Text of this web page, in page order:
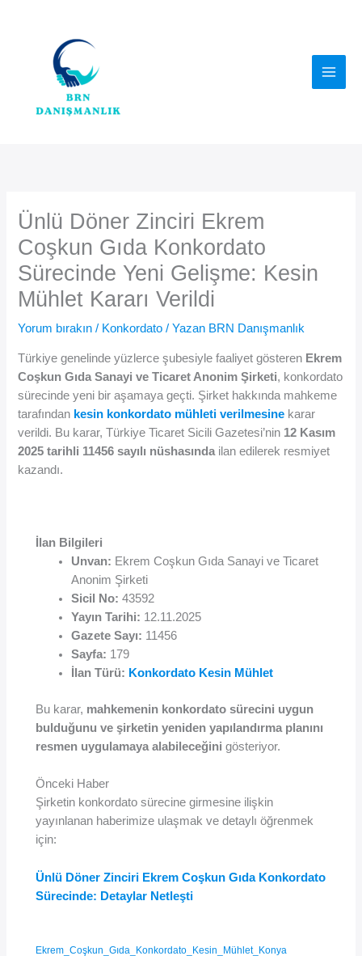
Ünlü Döner Zinciri Ekrem
Coşkun Gıda Konkordato
Sürecinde Yeni Gelişme: Kesin
Mühlet Kararı Verildi
Yorum bırakın / Konkordato / Yazan BRN Danışmanlık
Türkiye genelinde yüzlerce şubesiyle faaliyet gösteren Ekrem
Coşkun Gıda Sanayi ve Ticaret Anonim Şirketi, konkordato
sürecinde yeni bir aşamaya geçti. Şirket hakkında mahkeme
tarafından kesin konkordato mühleti verilmesine karar
verildi. Bu karar, Türkiye Ticaret Sicili Gazetesi’nin 12 Kasım
2025 tarihli 11456 sayılı nüshasında ilan edilerek resmiyet
kazandı.
İlan Bilgileri
Unvan: Ekrem Coşkun Gıda Sanayi ve Ticaret
Anonim Şirketi
Sicil No: 43592
Yayın Tarihi: 12.11.2025
Gazete Sayı: 11456
Sayfa: 179
İlan Türü: Konkordato Kesin Mühlet
Bu karar, mahkemenin konkordato sürecini uygun
bulduğunu ve şirketin yeniden yapılandırma planını
resmen uygulamaya alabileceğini gösteriyor.
Önceki Haber
Şirketin konkordato sürecine girmesine ilişkin
yayınlanan haberimize ulaşmak ve detaylı öğrenmek
için:
Ünlü Döner Zinciri Ekrem Coşkun Gıda Konkordato
Sürecinde: Detaylar Netleşti
Ekrem_Coşkun_Gıda_Konkordato_Kesin_Mühlet_Konya